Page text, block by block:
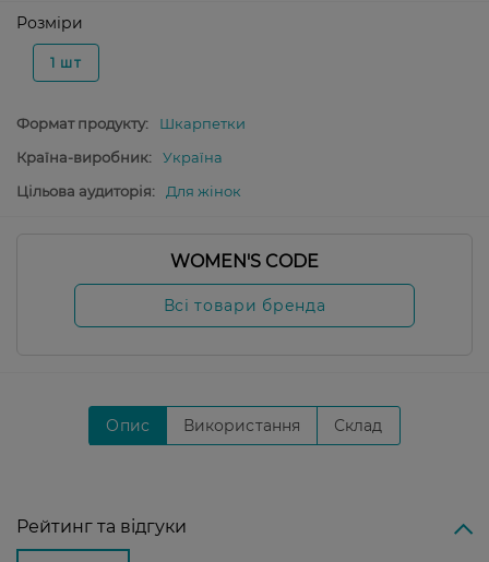
Розміри
1 шт
Формат продукту:
Шкарпетки
Країна-виробник:
Україна
Цільова аудиторія:
Для жінок
WOMEN'S CODE
Всі товари бренда
Опис Використання Склад
Рейтинг та відгуки